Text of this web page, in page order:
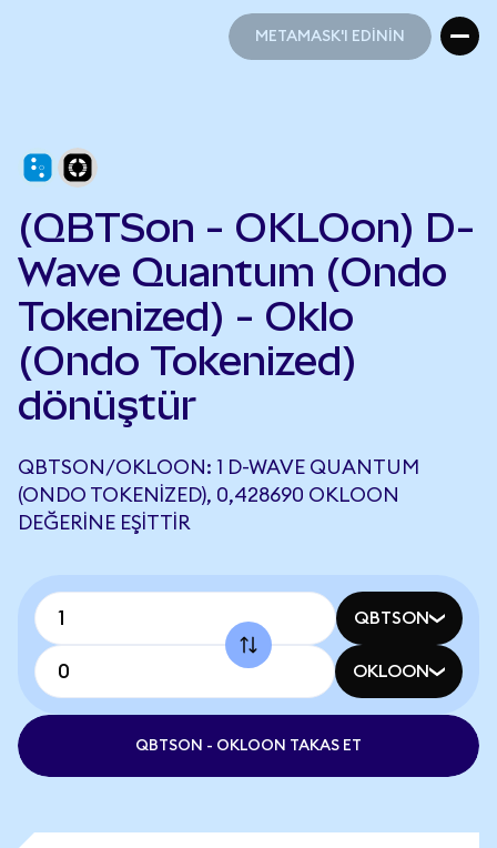
METAMASK'I EDİNİN
(QBTSon - OKLOon) D-
Wave Quantum (Ondo
Tokenized) - Oklo
(Ondo Tokenized)
dönüştür
QBTSON/OKLOON: 1 D-WAVE QUANTUM
(ONDO TOKENIZED), 0,428690 OKLOON
DEĞERINE EŞITTIR
QBTSON
OKLOON
QBTSON - OKLOON TAKAS ET